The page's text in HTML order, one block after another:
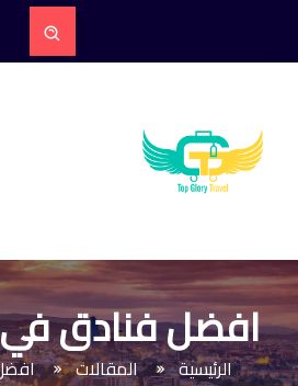
افضل فنادق
الرئيسية المقالات